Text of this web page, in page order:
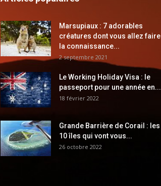
Marsupiaux : 7 adorables
créatures dont vous allez faire
la connaissance...
2 septembre 2021
Le Working Holiday Visa : le
passeport pour une année en...
18 février 2022
Grande Barrière de Corail : les
10 îles qui vont vous...
26 octobre 2022